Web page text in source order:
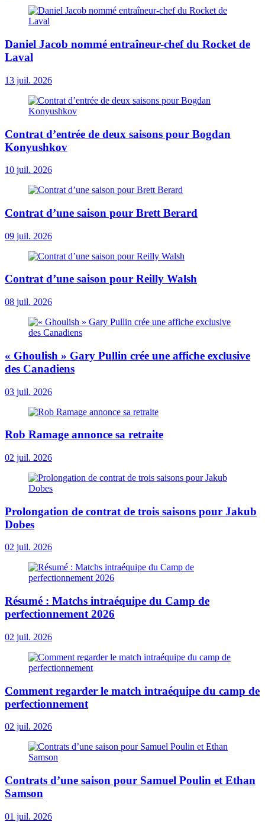
Daniel Jacob nommé entraîneur-chef du Rocket de
Laval
13 juil. 2026
Contrat d’entrée de deux saisons pour Bogdan
Konyushkov
10 juil. 2026
Contrat d’une saison pour Brett Berard
09 juil. 2026
Contrat d’une saison pour Reilly Walsh
08 juil. 2026
« Ghoulish » Gary Pullin crée une affiche exclusive
des Canadiens
03 juil. 2026
Rob Ramage annonce sa retraite
02 juil. 2026
Prolongation de contrat de trois saisons pour Jakub
Dobes
02 juil. 2026
Résumé : Matchs intraéquipe du Camp de
perfectionnement 2026
02 juil. 2026
Comment regarder le match intraéquipe du camp de
perfectionnement
02 juil. 2026
Contrats d’une saison pour Samuel Poulin et Ethan
Samson
01 juil. 2026